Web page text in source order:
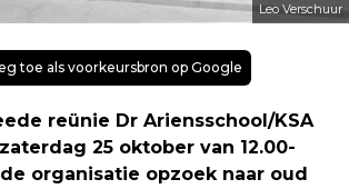
Leo Verschuur
toe als voorkeursbron op Google
reünie Dr Ariensschool/KSA
25 oktober van 12.00-
organisatie opzoek naar oud